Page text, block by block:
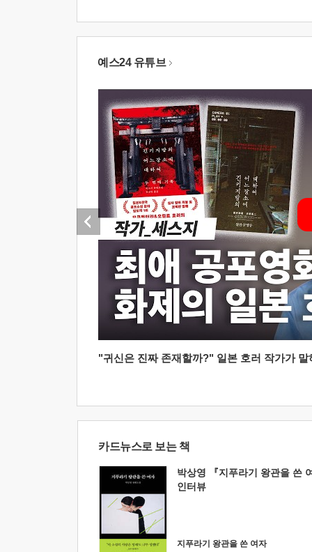
예스24 유튜브
"귀신은 진짜 존재할까?" 일본 호러 작가가
카드뉴스로 보는 책
박상영 『지푸라기 왕관을 쓴
인터뷰
지푸라기 왕관을 쓴 여자